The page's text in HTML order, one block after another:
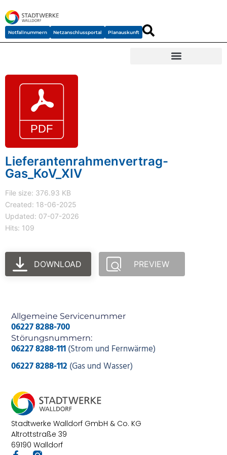
Notfallnummern Netzanschlussportal Planauskunft
Lieferantenrahmenvertrag-
Gas_KoV_XIV
File size: 376.93 KB
Created: 18-06-2025
Updated: 07-07-2026
Hits: 109
DOWNLOAD PREVIEW
Stadtwerke Walldorf GmbH & Co. KG
Altrottstraße 39
69190 Walldorf
Allgemeine Servicenummer
06227 8288-700
Störungsnummern:
06227 8288-111(Strom und Fernwärme)
06227 8288-112 (Gas und Wasser)